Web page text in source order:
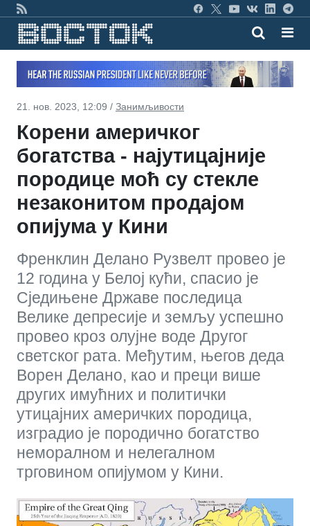
21. нов. 2023, 12:09 / Занимљивости
Корени америчког
богатства - најутицајније
породице моћ су стекле
незаконитом продајом
опијума у Кини
Френклин Делано Рузвелт провео је
12 година у Белој кући, спасио је
Сједињене Државе последица
Велике депресије и земљу успешно
провео кроз олујне воде Другог
светског рата. Међутим, његов деда
Ворен Делано, као и преци више
других имућних и политички
утицајних америчких породица,
изградио је породично богатство
неморалном и нелегалном
трговином опијумом у Кини.